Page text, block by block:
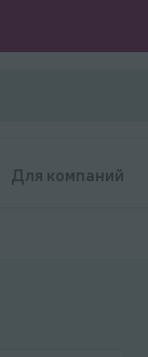
Для компаний